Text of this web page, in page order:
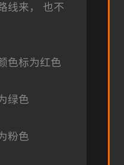
线来， 也不
色标为红色
绿色
粉色